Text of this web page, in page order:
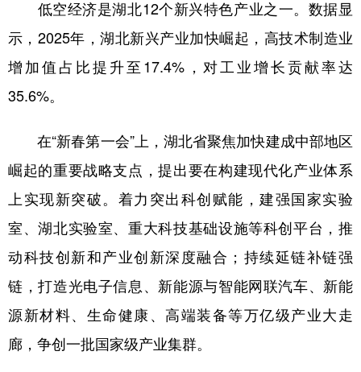
低空经济是湖北12个新兴特色产业之一。数据显
示，2025年，湖北新兴产业加快崛起，高技术制造业
增加值占比提升至17.4%，对工业增长贡献率达
35.6%。
在“新春第一会”上，湖北省聚焦加快建成中部地区
崛起的重要战略支点，提出要在构建现代化产业体系
上实现新突破。着力突出科创赋能，建强国家实验
室、湖北实验室、重大科技基础设施等科创平台，推
动科技创新和产业创新深度融合；持续延链补链强
链，打造光电子信息、新能源与智能网联汽车、新能
源新材料、生命健康、高端装备等万亿级产业大走
廊，争创一批国家级产业集群。